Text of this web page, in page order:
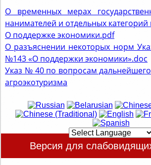
Версия для
О временных мерах
нанимателей и отдельных
О поддержке экономики.pdf
О разъяснении некоторых норм
№143 «О поддержки экономики».doc
Указ № 40 по вопросам
агроэкотуризма